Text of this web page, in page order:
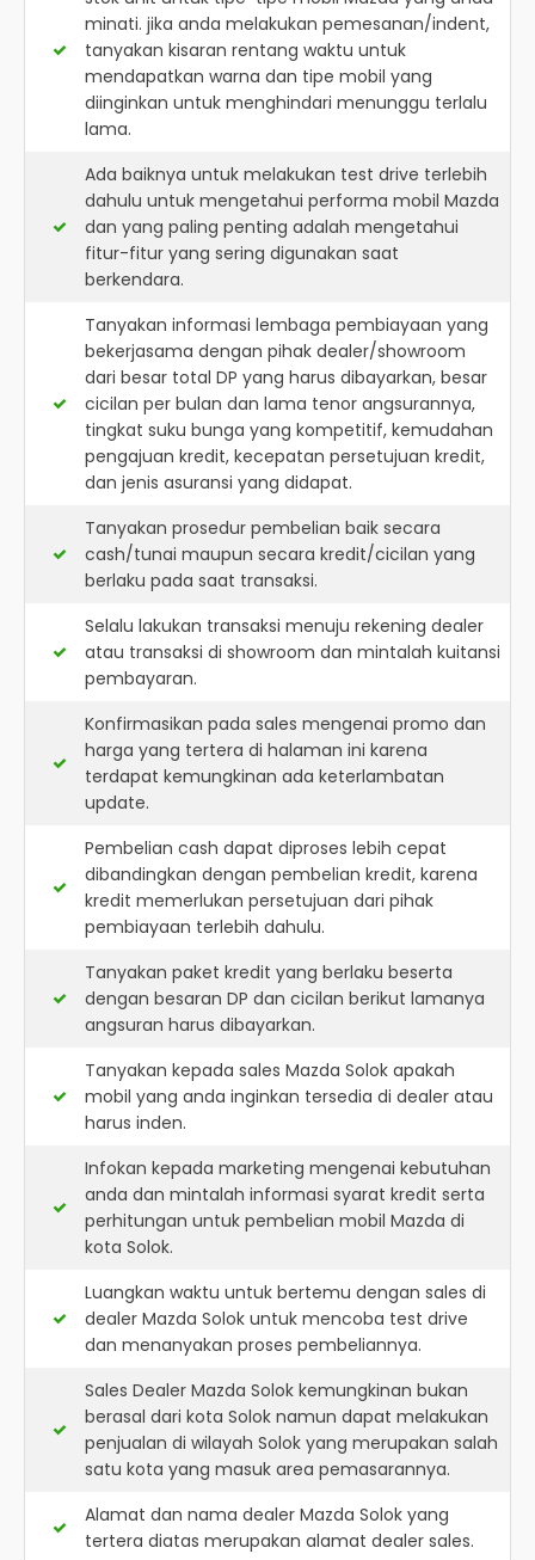
minati. jika anda melakukan pemesanan/indent,
tanyakan kisaran rentang waktu untuk
mendapatkan warna dan tipe mobil yang
diinginkan untuk menghindari menunggu terlalu
lama.
Ada baiknya untuk melakukan test drive terlebih
dahulu untuk mengetahui performa mobil Mazda
dan yang paling penting adalah mengetahui
fitur-fitur yang sering digunakan saat
berkendara.
Tanyakan informasi lembaga pembiayaan yang
bekerjasama dengan pihak dealer/showroom
dari besar total DP yang harus dibayarkan, besar
cicilan per bulan dan lama tenor angsurannya,
tingkat suku bunga yang kompetitif, kemudahan
pengajuan kredit, kecepatan persetujuan kredit,
dan jenis asuransi yang didapat.
Tanyakan prosedur pembelian baik secara
cash/tunai maupun secara kredit/cicilan yang
berlaku pada saat transaksi.
Selalu lakukan transaksi menuju rekening dealer
atau transaksi di showroom dan mintalah kuitansi
pembayaran.
Konfirmasikan pada sales mengenai promo dan
harga yang tertera di halaman ini karena
terdapat kemungkinan ada keterlambatan
update.
Pembelian cash dapat diproses lebih cepat
dibandingkan dengan pembelian kredit, karena
kredit memerlukan persetujuan dari pihak
pembiayaan terlebih dahulu.
Tanyakan paket kredit yang berlaku beserta
dengan besaran DP dan cicilan berikut lamanya
angsuran harus dibayarkan.
Tanyakan kepada sales Mazda Solok apakah
mobil yang anda inginkan tersedia di dealer atau
harus inden.
Infokan kepada marketing mengenai kebutuhan
anda dan mintalah informasi syarat kredit serta
perhitungan untuk pembelian mobil Mazda di
kota Solok.
Luangkan waktu untuk bertemu dengan sales di
dealer Mazda Solok untuk mencoba test drive
dan menanyakan proses pembeliannya.
Sales Dealer Mazda Solok kemungkinan bukan
berasal dari kota Solok namun dapat melakukan
penjualan di wilayah Solok yang merupakan salah
satu kota yang masuk area pemasarannya.
Alamat dan nama dealer Mazda Solok yang
tertera diatas merupakan alamat dealer sales.